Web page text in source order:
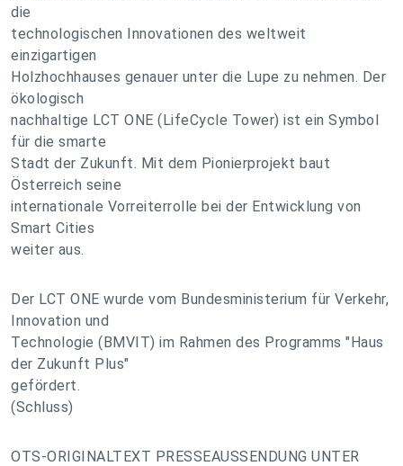
die
technologischen Innovationen des weltweit
einzigartigen
Holzhochhauses genauer unter die Lupe zu nehmen. Der
ökologisch
nachhaltige LCT ONE (LifeCycle Tower) ist ein Symbol
für die smarte
Stadt der Zukunft. Mit dem Pionierprojekt baut
Österreich seine
internationale Vorreiterrolle bei der Entwicklung von
Smart Cities
weiter aus.
Der LCT ONE wurde vom Bundesministerium für Verkehr,
Innovation und
Technologie (BMVIT) im Rahmen des Programms "Haus
der Zukunft Plus"
gefördert.
(Schluss)
OTS-ORIGINALTEXT PRESSEAUSSENDUNG UNTER